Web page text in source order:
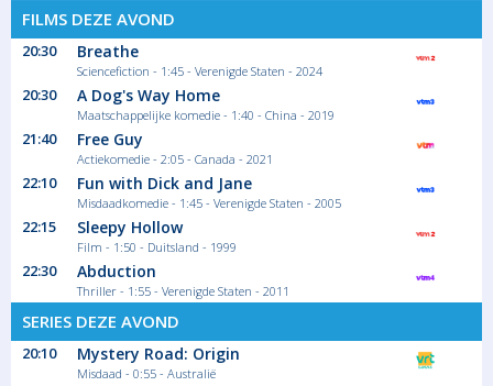
FILMS DEZE AVOND
20:30 Breathe
Sciencefiction - 1:45 - Verenigde Staten - 2024
20:30 A Dog's Way Home
Maatschappelijke komedie - 1:40 - China - 2019
21:40 Free Guy
Actiekomedie - 2:05 - Canada - 2021
22:10 Fun with Dick and Jane
Misdaadkomedie - 1:45 - Verenigde Staten - 2005
22:15 Sleepy Hollow
Film - 1:50 - Duitsland - 1999
22:30 Abduction
Thriller - 1:55 - Verenigde Staten - 2011
SERIES DEZE AVOND
20:10 Mystery Road: Origin
Misdaad - 0:55 - Australië